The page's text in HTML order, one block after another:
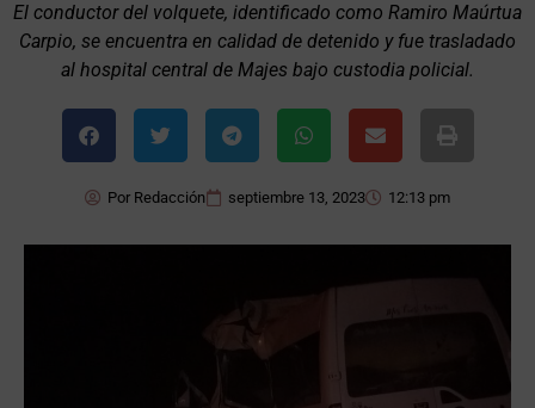
El conductor del volquete, identificado como Ramiro Maúrtua
Carpio, se encuentra en calidad de detenido y fue trasladado
al hospital central de Majes bajo custodia policial.
Por Redacción septiembre 13, 2023 12:13 pm